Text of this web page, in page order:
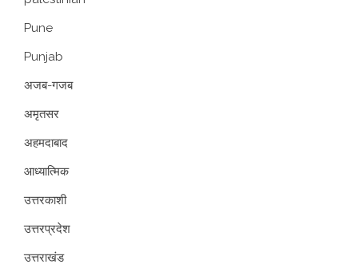
Pune
Punjab
अजब-गजब
अमृतसर
अहमदाबाद
आध्यात्मिक
उत्तरकाशी
उत्तरप्रदेश
उत्तराखंड